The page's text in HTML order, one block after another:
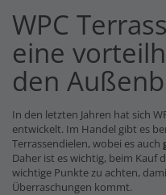
WPC
eine
den
In den letzten Jahren hat sich
entwickelt. Im Handel gibt es
Terrassendielen, wobei es auch
Daher ist es wichtig, beim Kauf
wichtige Punkte zu achten,
Überraschungen kommt.